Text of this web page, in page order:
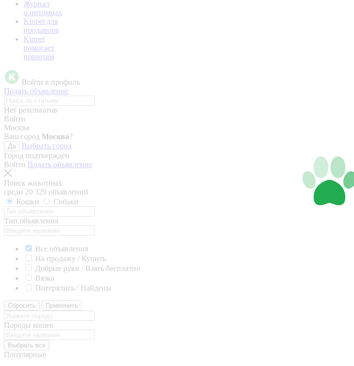
Журнал
о питомцах
Kinpet для
продавцов
Kinpet
помогает
приютам
Войти в профиль
Подать объявление
Нет результатов
Войти
Москва
Ваш город Москва?
Да
Выбрать город
Город подтверждён
Войти Подать объявление
Поиск животных
среди 20 329 объявлений
Кошки
Собаки
Тип объявления
Все объявления
На продажу / Купить
Добрые руки / Взять бесплатно
Вязка
Потерялись / Найдены
Сбросить Применить
Породы кошек
Выбрать все
Популярные